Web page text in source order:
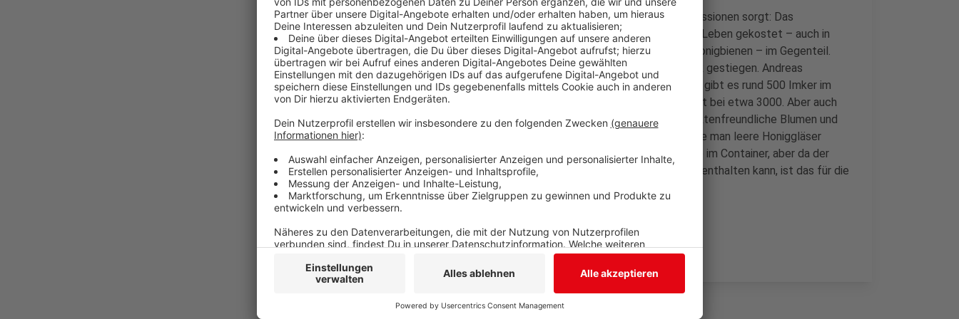
Es ist eine erschreckende Entwicklung, die schon länger für Diskussionen sorgt: Das
Insektensterben hat in den letzten Jahren viele Sechsbeiner das Leben gekostet – auch in
Siegen-Wittgenstein. Nicht betroffen sind davon allerdings die Honigbienen – im Gegenteil.
Die Zahl der Imker und damit auch der Honigbienenvölker ist stark gestiegen. Andreas
Schlosser ist Vorsitzender des Kreisimkervereins. Er sagt: Aktuell gibt es rund 500 Imker im
Kreis – das sind 120 mehr als 2012. Die Zahl der Bienenvölker liegt bei etwa 3000. Aber auch
die brauchen Nahrung - Andreas Schlosser plädiert daher für insektenfreundliche Blumen und
Pflanzen in den Gärten sowie Blumenwiesen. Laut Schlosser sollte man leere Honiggläser
spülen, bevor sie im Glascontainer landen. Bienen finden die Reste im Container, aber da der
Honig darin nicht immer aus der EU kommt und Krankheitserreger enthalten kann, ist das für die
Biene hier nicht ungefährlich.